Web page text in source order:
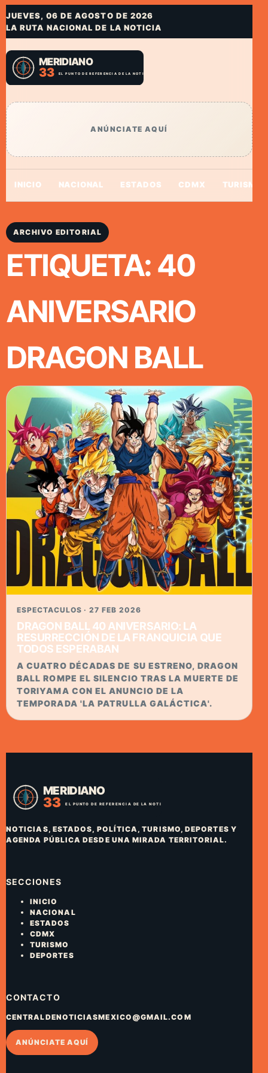
JUEVES, 06 DE AGOSTO DE 2026
LA RUTA NACIONAL DE LA NOTICIA
ANÚNCIATE AQUÍ
INICIO NACIONAL ESTADOS CDMX TURISMO
ARCHIVO EDITORIAL
ETIQUETA: 40
ANIVERSARIO
DRAGON BALL
ESPECTACULOS · 27 FEB 2026
DRAGON BALL 40 ANIVERSARIO: LA
RESURRECCIÓN DE LA FRANQUICIA QUE
TODOS ESPERABAN
A CUATRO DÉCADAS DE SU ESTRENO, DRAGON
BALL ROMPE EL SILENCIO TRAS LA MUERTE DE
TORIYAMA CON EL ANUNCIO DE LA
TEMPORADA 'LA PATRULLA GALÁCTICA'.
NOTICIAS, ESTADOS, POLÍTICA, TURISMO, DEPORTES Y
AGENDA PÚBLICA DESDE UNA MIRADA TERRITORIAL.
SECCIONES
INICIO
NACIONAL
ESTADOS
CDMX
TURISMO
DEPORTES
CONTACTO
CENTRALDENOTICIASMEXICO@GMAIL.COM
ANÚNCIATE AQUÍ